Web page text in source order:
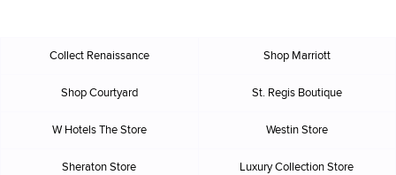
Collect Renaissance Shop Marriott
Shop Courtyard St. Regis Boutique
W Hotels The Store Westin Store
Sheraton Store Luxury Collection Store